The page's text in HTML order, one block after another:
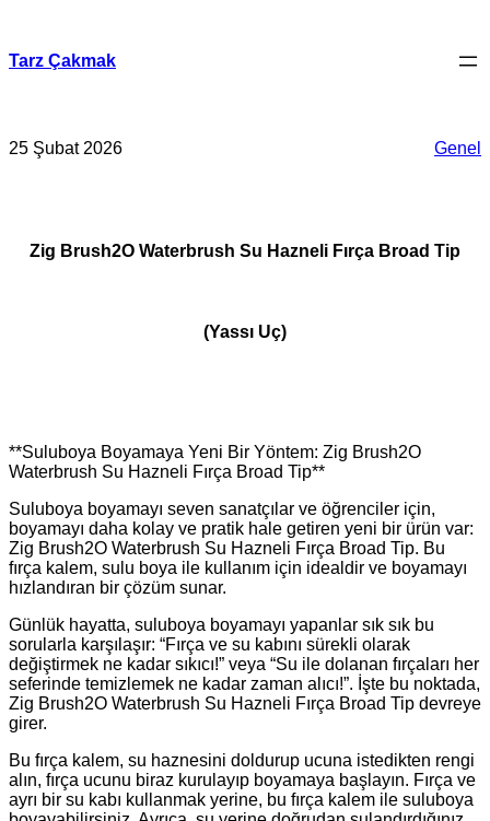
Tarz Çakmak
25 Şubat 2026 Genel
Zig Brush2O Waterbrush Su Hazneli Fırça Broad Tip
(Yassı Uç)
**Suluboya Boyamaya Yeni Bir Yöntem: Zig Brush2O
Waterbrush Su Hazneli Fırça Broad Tip**
Suluboya boyamayı seven sanatçılar ve öğrenciler için,
boyamayı daha kolay ve pratik hale getiren yeni bir ürün var:
Zig Brush2O Waterbrush Su Hazneli Fırça Broad Tip. Bu
fırça kalem, sulu boya ile kullanım için idealdir ve boyamayı
hızlandıran bir çözüm sunar.
Günlük hayatta, suluboya boyamayı yapanlar sık sık bu
sorularla karşılaşır: “Fırça ve su kabını sürekli olarak
değiştirmek ne kadar sıkıcı!” veya “Su ile dolanan fırçaları her
seferinde temizlemek ne kadar zaman alıcı!”. İşte bu noktada,
Zig Brush2O Waterbrush Su Hazneli Fırça Broad Tip devreye
girer.
Bu fırça kalem, su haznesini doldurup ucuna istedikten rengi
alın, fırça ucunu biraz kurulayıp boyamaya başlayın. Fırça ve
ayrı bir su kabı kullanmak yerine, bu fırça kalem ile suluboya